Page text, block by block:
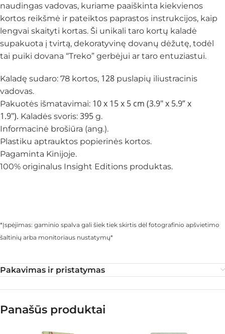
naudingas vadovas, kuriame paaiškinta kiekvienos
kortos reikšmė ir pateiktos paprastos instrukcijos, kaip
lengvai skaityti kortas. Ši unikali taro kortų kaladė
supakuota į tvirtą, dekoratyvinę dovanų dėžutę, todėl
tai puiki dovana “Treko” gerbėjui ar taro entuziastui.
Kaladę sudaro: 78 kortos, 128 puslapių iliustracinis
vadovas.
Pakuotės išmatavimai: 10 x 15 x 5 cm (3.9″ x 5.9” x
1.9″). Kaladės svoris: 395 g.
Informacinė brošiūra (ang.).
Plastiku aptrauktos popierinės kortos.
Pagaminta Kinijoje.
100% originalus Insight Editions produktas.
*Įspėjimas: gaminio spalva gali šiek tiek skirtis dėl fotografinio apšvietimo
šaltinių arba monitoriaus nustatymų*
Pakavimas ir pristatymas
Panašūs produktai